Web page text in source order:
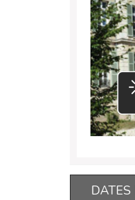
DATES